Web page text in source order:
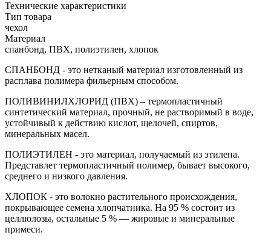
Технические характеристики
Тип товара
чехол
Материал
спанбонд, ПВХ, полиэтилен, хлопок
СПАНБОНД - это нетканый материал изготовленный из
расплава полимера фильерным способом.
ПОЛИВИНИЛХЛОРИД (ПВХ) – термопластичный
синтетический материал, прочный, не растворимый в воде,
устойчивый к действию кислот, щелочей, спиртов,
минеральных масел.
ПОЛИЭТИЛЕН - это материал, получаемый из этилена.
Представлет термопластичный полимер, бывает высокого,
среднего и низкого давления.
ХЛОПОК - это волокно растительного происхождения,
покрывающее семена хлопчатника. На 95 % состоит из
целлюлозы, остальные 5 % — жировые и минеральные
примеси.